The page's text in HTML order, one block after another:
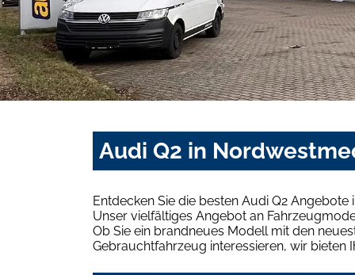
Audi Q2 in
Entdecken Sie die besten Audi Q2
Unser vielfältiges Angebot an
Ob Sie ein brandneues Modell mit den
Gebrauchtfahrzeug interessieren, wir bieten